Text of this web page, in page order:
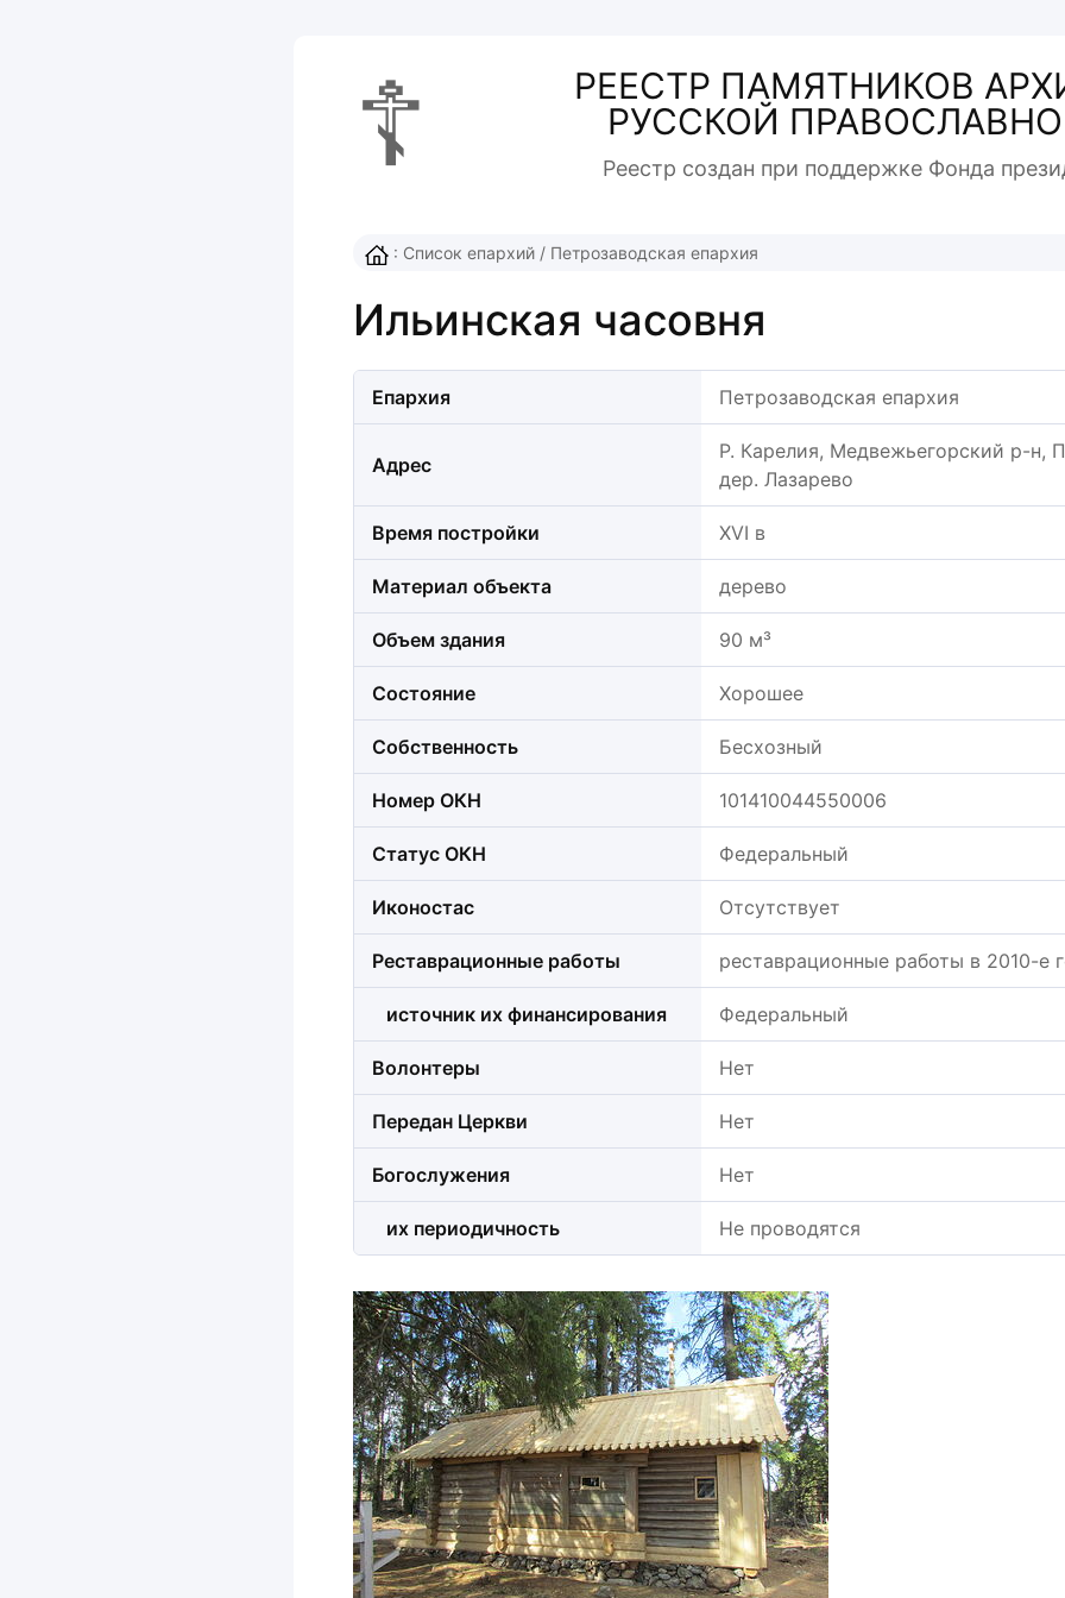
☦
РЕЕСТР ПАМЯТНИКОВ
РУССКОЙ
Реестр создан при поддержке Фонда
: Список епархий / Петрозаводская епархия
Ильинская часовня
Епархия Петрозаводская епархия
Адрес
Р. Карелия, Медвежьегорский р-н,
дер. Лазарево
Время постройки XVI в
Материал объекта дерево
Объем здания 90 м³
Состояние Хорошее
Собственность Бесхозный
Номер ОКН 101410044550006
Статус ОКН Федеральный
Иконостас Отсутствует
Реставрационные работы реставрационные работы в 2010-е
источник их финансирования Федеральный
Волонтеры Нет
Передан Церкви Нет
Богослужения Нет
их периодичность Не проводятся